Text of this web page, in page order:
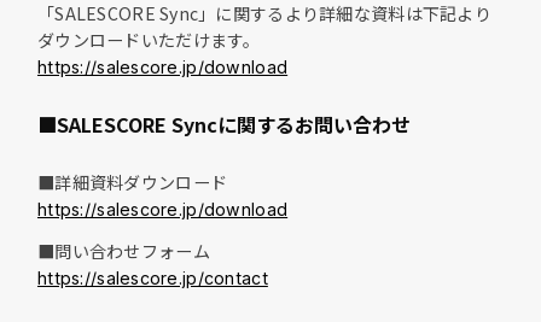
「SALESCORE Sync」に関するより詳細な資料は下記より
ダウンロードいただけます。
https://salescore.jp/download
■SALESCORE Syncに関するお問い合わせ
■詳細資料ダウンロード
https://salescore.jp/download
■問い合わせフォーム
https://salescore.jp/contact